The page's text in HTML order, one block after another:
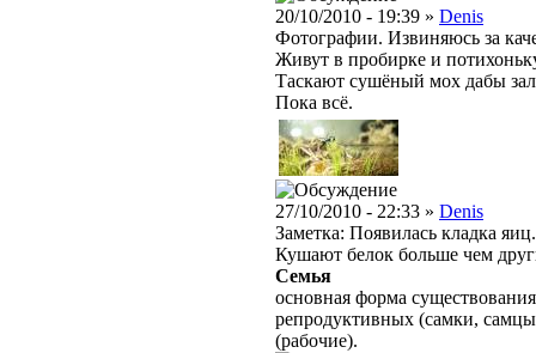
20/10/2010 - 19:39 » Denis
Фотографии. Извиняюсь за
Живут в пробирке и
Таскают сушёный мох дабы
Пока всё.
27/10/2010 - 22:33 » Denis
Заметка: Появилась кладка
Кушают белок больше чем
Семья
основная форма
репродуктивных (самки,
(рабочие).